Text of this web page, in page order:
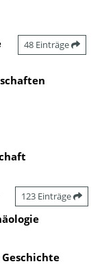
48 Einträge
123 Einträge